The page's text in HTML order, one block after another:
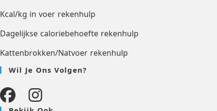
Kcal/kg in voer rekenhulp
Dagelijkse caloriebehoefte rekenhulp
Kattenbrokken/Natvoer rekenhulp
Wil Je Ons Volgen?